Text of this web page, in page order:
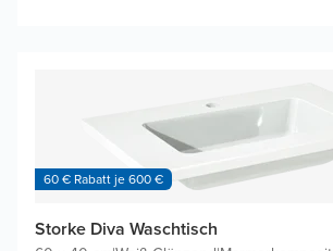
60 € Rabatt je 600 €
Storke Diva Waschtisch